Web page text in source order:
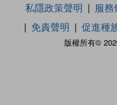
版權所有©
私隱政策聲明 服務
免責聲明
促進種